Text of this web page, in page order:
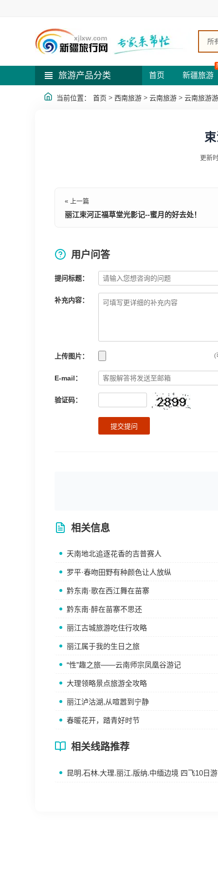
所
旅游产品分类 首页 新疆旅游
当前位置： 首页 > 西南旅游 > 云南旅游 > 云南旅游
更新
« 上一篇
丽江束河正福草堂光影记--蜜月的好去处！
用户问答
提问标题：
补充内容：
上传图片： (
E-mail：
验证码：
提交提问
相关信息
天南地北追逐花香的吉普赛人
罗平·春吻田野有种颜色让人放纵
黔东南·歌在西江舞在苗寨
黔东南·醉在苗寨不思还
丽江古城旅游吃住行攻略
丽江属于我的生日之旅
“性”趣之旅——云南师宗凤凰谷游记
大理领略景点旅游全攻略
丽江泸沽湖,从喧嚣到宁静
春暖花开，踏青好时节
相关线路推荐
昆明.石林.大理.丽江.版纳.中缅边境 四飞10日游